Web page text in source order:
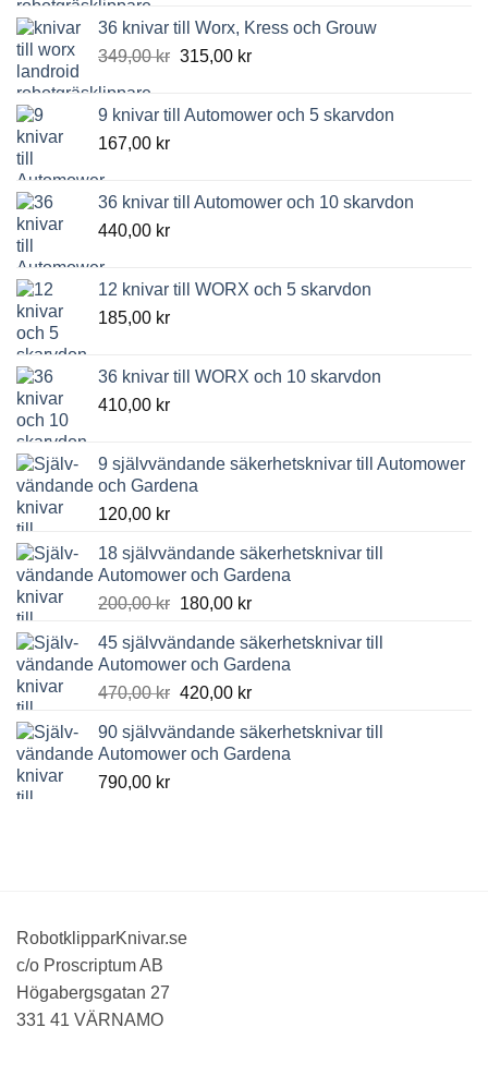
36 knivar till Worx, Kress och Grouw
349,00kr Det
var:
315,00 krDet
är:
9 knivar till Automower och 5 skarvdon
167,00 kr
36 knivar till Automower och 10 skarvdon
440,00 kr
12 knivar till WORX och 5 skarvdon
185,00 kr
36 knivar till WORX och 10 skarvdon
410,00 kr
9 självvändande säkerhetsknivar till Automower
och Gardena
120,00 kr
18 självvändande säkerhetsknivar till
Automower och Gardena
200,00kr Det
priset
var:
200,00 kr.
180,00 krDet
priset
är:
180,00 kr.
45 självvändande säkerhetsknivar till
Automower och Gardena
470,00kr Det
priset
var:
420,00 krDet
priset
är:
90 självvändande säkerhetsknivar till
Automower och Gardena
790,00 kr
RobotklipparKnivar.se
c/o Proscriptum AB
Högabergsgatan 27
331 41 VÄRNAMO